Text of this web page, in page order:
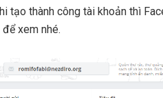
tạo thành công tài khoản thì
để xem nhé.